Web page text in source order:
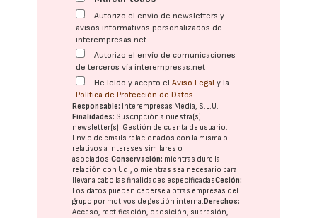
Autorizo el envío de newsletters y
avisos informativos personalizados de
interempresas.net
Autorizo el envío de comunicaciones
de terceros vía interempresas.net
He leído y acepto elAviso Legal y la
Política de Protección de Datos
Responsable: Interempresas Media, S.L.U.
Finalidades: Suscripción a nuestra(s)
newsletter(s). Gestión de cuenta de usuario.
Envío de emails relacionados con la misma o
relativos a intereses similares o
asociados.Conservación: mientras dure la
relación con Ud., o mientras sea necesario para
llevar a cabo las finalidades especificadasCesión:
Los datos pueden cederse a otras empresas del
grupo por motivos de gestión interna. Derechos:
Acceso, rectificación, oposición, supresión,